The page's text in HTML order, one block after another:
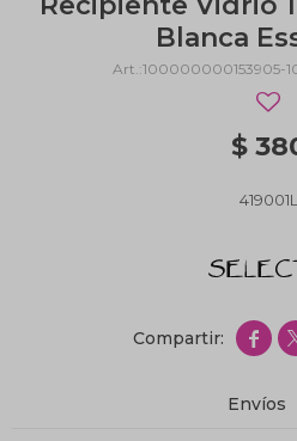
Blanca
100000000153905-
$
419001L

Envíos